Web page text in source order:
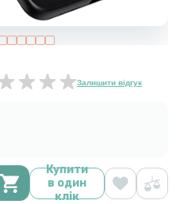
Залишити відгук
Купити
в один
клік